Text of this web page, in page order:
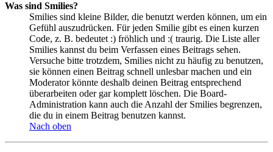
Was sind Smilies?
Smilies sind kleine Bilder, die benutzt werden können, um ein
Gefühl auszudrücken. Für jeden Smilie gibt es einen kurzen
Code, z. B. bedeutet :) fröhlich und :( traurig. Die Liste aller
Smilies kannst du beim Verfassen eines Beitrags sehen.
Versuche bitte trotzdem, Smilies nicht zu häufig zu benutzen,
sie können einen Beitrag schnell unlesbar machen und ein
Moderator könnte deshalb deinen Beitrag entsprechend
überarbeiten oder gar komplett löschen. Die Board-
Administration kann auch die Anzahl der Smilies begrenzen,
die du in einem Beitrag benutzen kannst.
Nach oben